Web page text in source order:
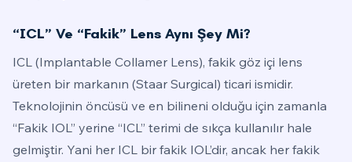
“ICL” Ve “Fakik” Lens Aynı Şey Mi?
ICL (Implantable Collamer Lens), fakik göz içi lens
üreten bir markanın (Staar Surgical) ticari ismidir.
Teknolojinin öncüsü ve en bilineni olduğu için zamanla
“Fakik IOL” yerine “ICL” terimi de sıkça kullanılır hale
gelmiştir. Yani her ICL bir fakik IOL’dir, ancak her fakik